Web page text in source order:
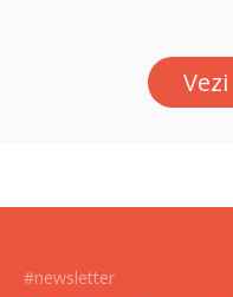
#newsletter